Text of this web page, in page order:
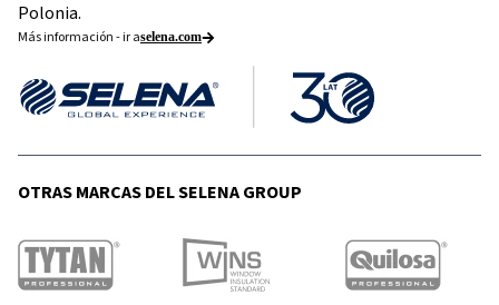
Polonia.
Más información - ir aselena.com
OTRAS MARCAS DEL SELENA GROUP